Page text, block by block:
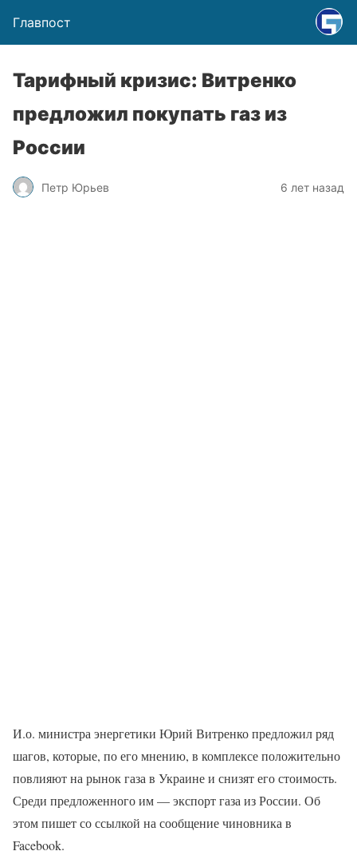
Главпост
Тарифный кризис: Витренко
предложил покупать газ из
России
Петр Юрьев 6 лет назад
И.о. министра энергетики Юрий Витренко предложил ряд
шагов, которые, по его мнению, в комплексе положительно
повлияют на рынок газа в Украине и снизят его стоимость.
Среди предложенного им — экспорт газа из России. Об
этом пишет со ссылкой на сообщение чиновника в
Facebook.